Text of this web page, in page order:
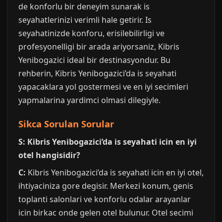
de konforlu bir deneyim sunarak is
seyahatlerinizi verimli hale getirir. Is
seyahatinizde konforu, erisilebilirligi ve
profesyonelligi bir arada ariyorsaniz, Kibris
Yenibogazici ideal bir destinasyondur. Bu
rehberin, Kibris Yenibogazici’da is seyahati
yapacaklara yol gostermesi ve en iyi secimleri
yapmalarina yardimci olmasi dilegiyle.
Sikca Sorulan Sorular
S: Kibris Yenibogazici’da is seyahati icin en iyi
otel hangisidir?
C: Kibris Yenibogazici’da is seyahati icin en iyi otel,
ihtiyaciniza gore degisir. Merkezi konum, genis
toplanti salonlari ve konforlu odalar arayanlar
icin birkac onde gelen otel bulunur. Otel secimi